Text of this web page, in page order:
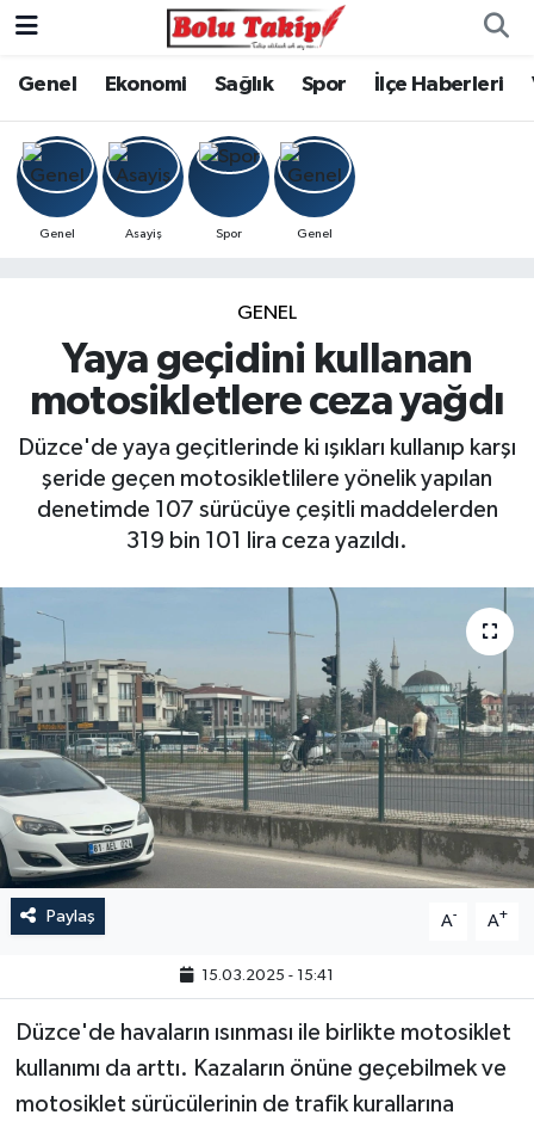
Genel Ekonomi Sağlık Spor İlçe Haberleri
Genel Asayiş Spor Genel
GENEL
Yaya geçidini kullanan
motosikletlere ceza yağdı
Düzce'de yaya geçitlerinde ki ışıkları kullanıp karşı
şeride geçen motosikletlilere yönelik yapılan
denetimde 107 sürücüye çeşitli maddelerden
319 bin 101 lira ceza yazıldı.
Paylaş A- A+
15.03.2025 - 15:41
Düzce'de havaların ısınması ile birlikte motosiklet
kullanımı da arttı. Kazaların önüne geçebilmek ve
motosiklet sürücülerinin de trafik kurallarına